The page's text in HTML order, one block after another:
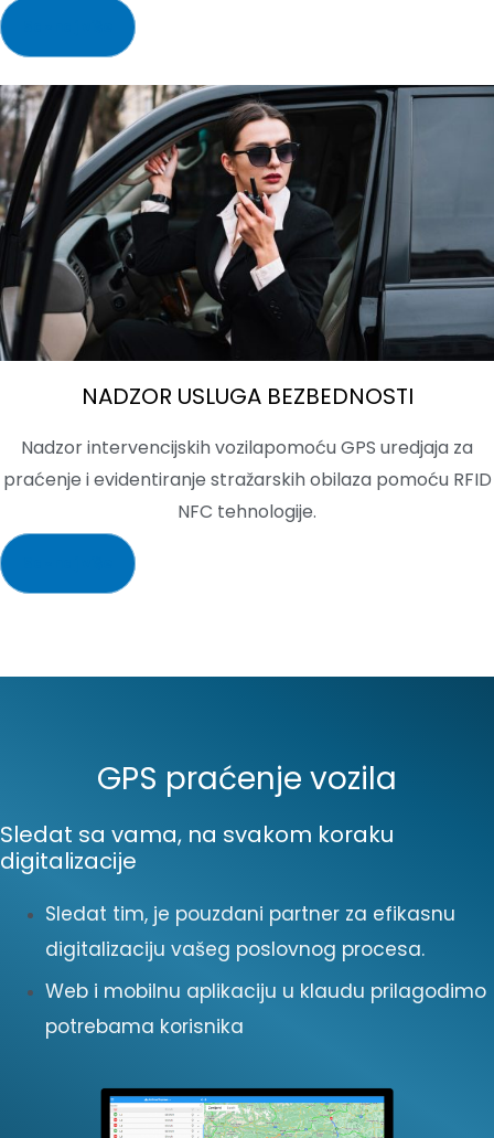
NADZOR USLUGA BEZBEDNOSTI
Nadzor intervencijskih vozilapomoću GPS uredjaja za
praćenje i evidentiranje stražarskih obilaza pomoću RFID
NFC tehnologije.
GPS praćenje vozila
Sledat sa vama, na svakom koraku
digitalizacije
Sledat tim, je pouzdani partner za efikasnu
digitalizaciju vašeg poslovnog procesa.
Web i mobilnu aplikaciju u klaudu prilagodimo
potrebama korisnika